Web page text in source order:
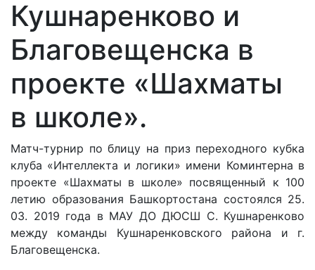
Кушнаренково и
Благовещенска в
проекте «Шахматы
в школе».
Матч-турнир по блицу на приз переходного кубка
клуба «Интеллекта и логики» имени Коминтерна в
проекте «Шахматы в школе» посвященный к 100
летию образования Башкортостана состоялся 25.
03. 2019 года в МАУ ДО ДЮСШ С. Кушнаренково
между команды Кушнаренковского района и г.
Благовещенска.